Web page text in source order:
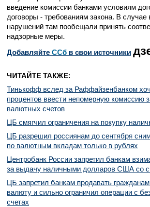
введение комиссии банками условиям
договоры - требованиям закона. В случае
нарушений там пообещали принять
надзорные меры.
Добавляйте CСб в свои источники
ЧИТАЙТЕ ТАКЖЕ:
Тинькофф вслед за Раффайзенбанком
процентов ввести непомерную комиссию
валютных счетов
ЦБ смягчил ограничения на покупку
ЦБ разрешил россиянам до сентября
по валютным вкладам только в рублях
Центробанк России запретил банкам
за выдачу наличными долларов США со
ЦБ запретил банкам продавать
валюту и сильно ограничил операции с
счетах